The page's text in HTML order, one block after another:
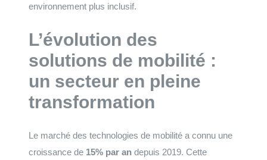
environnement plus inclusif.
L’évolution des
solutions de mobilité :
un secteur en pleine
transformation
Le marché des technologies de mobilité a connu une
croissance de 15% par an depuis 2019. Cette